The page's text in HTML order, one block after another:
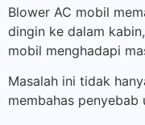
Blower AC mobil
dingin ke dalam
mobil menghadapi
Masalah ini tidak
membahas